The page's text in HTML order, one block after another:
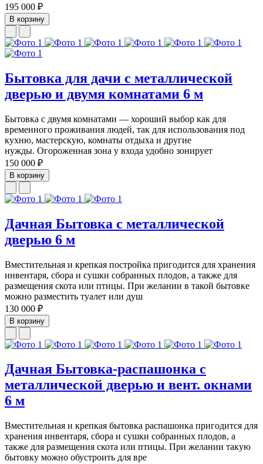
195 000 ₽
В корзину
Бытовка для дачи с металлической
дверью и двумя комнатами 6 м
Бытовка с двумя комнатами — хороший выбор как для
временного проживания людей, так для использования под
кухню, мастерскую, комнаты отдыха и другие
нужды. Огороженная зона у входа удобно зонирует
150 000 ₽
В корзину
Дачная Бытовка с металлической
дверью 6 м
Вместительная и крепкая постройка пригодится для хранения
инвентаря, сбора и сушки собранных плодов, а также для
размещения скота или птицы. При желании в такой бытовке
можно разместить туалет или душ
130 000 ₽
В корзину
Дачная Бытовка-распашонка с
металлической дверью и вент. окнами
6 м
Вместительная и крепкая бытовка распашонка пригодится для
хранения инвентаря, сбора и сушки собранных плодов, а
также для размещения скота или птицы. При желании такую
бытовку можно обустроить для вре